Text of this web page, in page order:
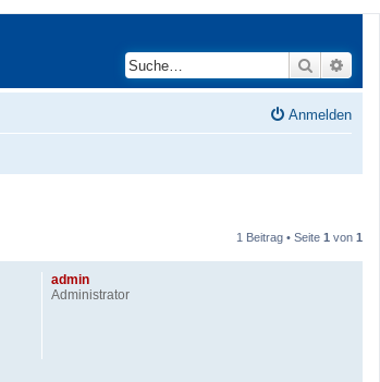
Suche
Anmelden
1 Beitrag • Seite 1 von 1
admin
Administrator